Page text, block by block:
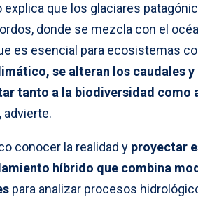
explica que los glaciares
donde se mezcla con el
es esencial para ecosistemas
se alteran los caudales
tanto a la biodiversidad como
advierte.
conocer la realidad y proyectar
híbrido que combina
para analizar procesos